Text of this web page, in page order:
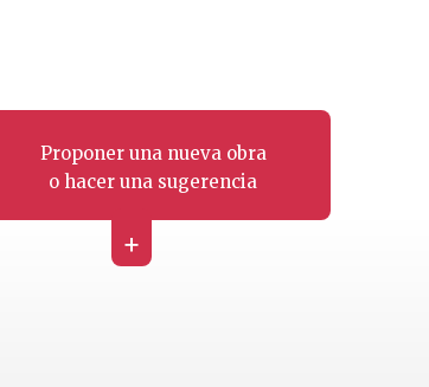
Proponer una nueva obra
o hacer una sugerencia
+